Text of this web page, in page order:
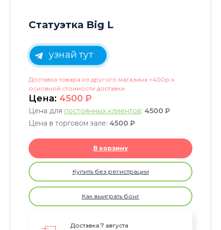
Статуэтка Big L
узнай тут
Доставка товара из другого магазина +400р к
основной стоимости доставки
Цена: 4500 P
Цена для постоянных клиентов: 4500 P
Цена в торговом зале: 4500 P
В корзину
Купить без регистрации
Как выиграть бонг
Доставка 7 августа